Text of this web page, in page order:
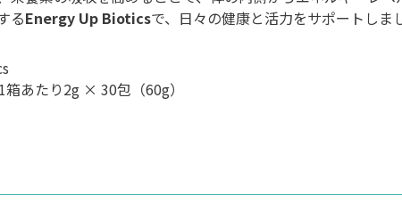
るEnergy Up Bioticsで、日々の健康と活力をサポートしま
あたり2g × 30包（60g）